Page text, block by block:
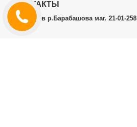
КОНТАКТЫ
г.Харьков р.Барабашова маг. 21-01-258